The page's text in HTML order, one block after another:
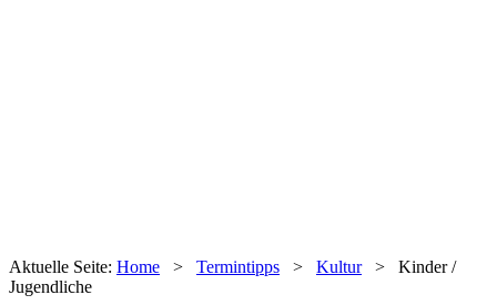
Aktuelle Seite: Home > Termintipps > Kultur > Kinder /
Jugendliche